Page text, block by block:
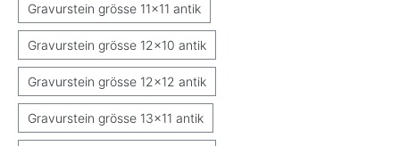
Gravurstein grösse 11x11 antik
Gravurstein grösse 12x10 antik
Gravurstein grösse 12x12 antik
Gravurstein grösse 13x11 antik